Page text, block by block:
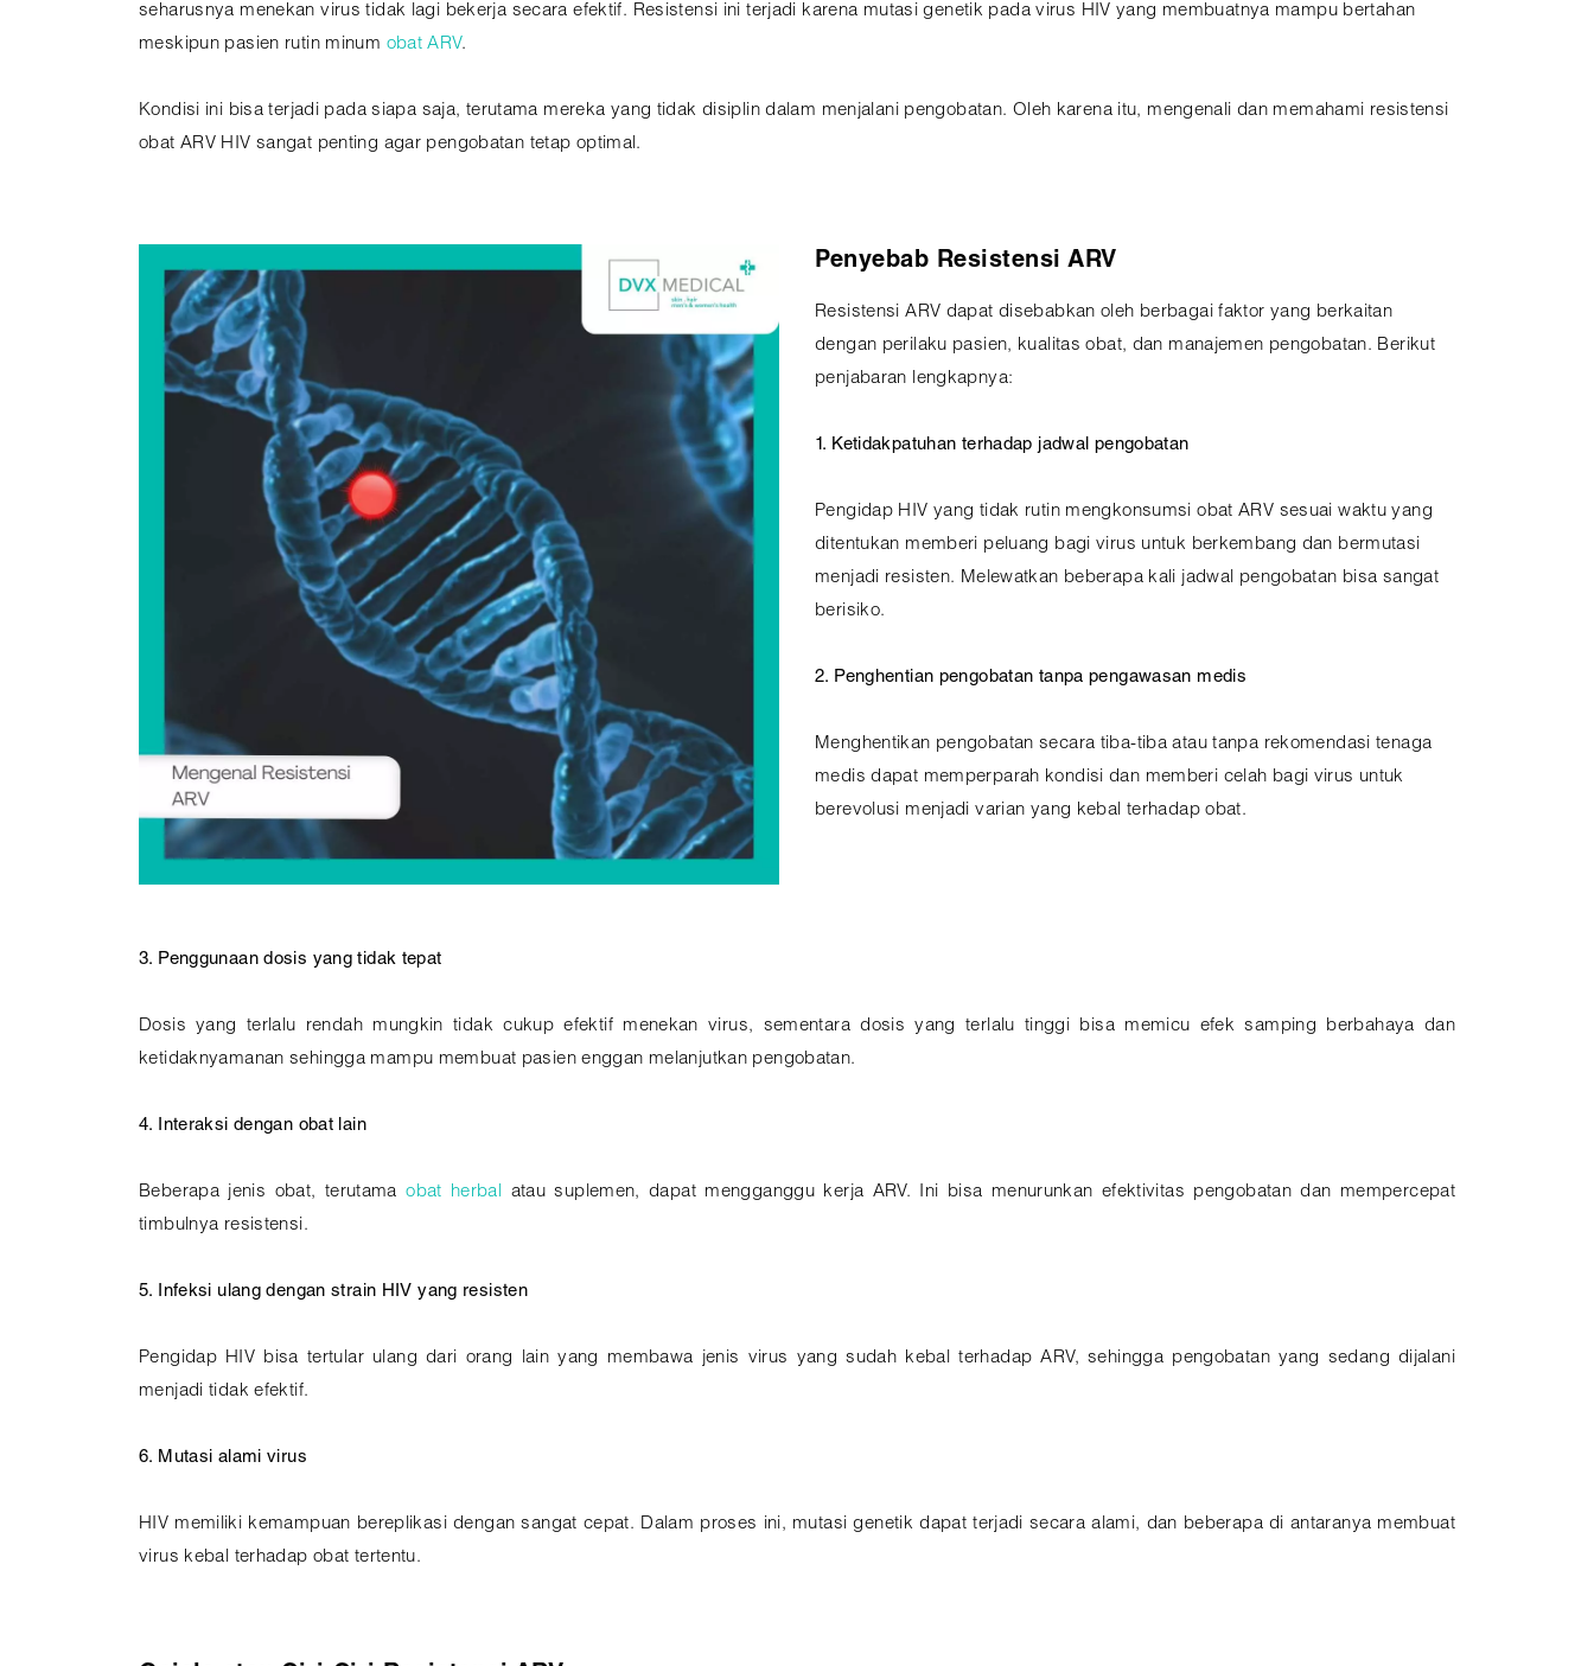
seharusnya menekan virus tidak lagi bekerja secara efektif. Resistensi ini terjadi karena mutasi genetik pada virus HIV yang membuatnya mampu bertahan
meskipun pasien rutin minum obat ARV.
Kondisi ini bisa terjadi pada siapa saja, terutama mereka yang tidak disiplin dalam menjalani pengobatan. Oleh karena itu, mengenali dan memahami resistensi
obat ARV HIV sangat penting agar pengobatan tetap optimal.
Penyebab Resistensi ARV
Resistensi ARV dapat disebabkan oleh berbagai faktor yang berkaitan
dengan perilaku pasien, kualitas obat, dan manajemen pengobatan. Berikut
penjabaran lengkapnya:
1. Ketidakpatuhan terhadap jadwal pengobatan
Pengidap HIV yang tidak rutin mengkonsumsi obat ARV sesuai waktu yang
ditentukan memberi peluang bagi virus untuk berkembang dan bermutasi
menjadi resisten. Melewatkan beberapa kali jadwal pengobatan bisa sangat
berisiko.
2. Penghentian pengobatan tanpa pengawasan medis
Menghentikan pengobatan secara tiba-tiba atau tanpa rekomendasi tenaga
medis dapat memperparah kondisi dan memberi celah bagi virus untuk
berevolusi menjadi varian yang kebal terhadap obat.
3. Penggunaan dosis yang tidak tepat
Dosis yang terlalu rendah mungkin tidak cukup efektif menekan virus, sementara dosis yang terlalu tinggi bisa memicu efek samping berbahaya dan
ketidaknyamanan sehingga mampu membuat pasien enggan melanjutkan pengobatan.
4. Interaksi dengan obat lain
Beberapa jenis obat, terutamaobat herbal
atau suplemen, dapat mengganggu kerja ARV. Ini bisa menurunkan efektivitas pengobatan dan mempercepat
timbulnya resistensi.
5. Infeksi ulang dengan strain HIV yang resisten
Pengidap HIV bisa tertular ulang dari orang lain yang membawa jenis virus yang sudah kebal terhadap ARV, sehingga pengobatan yang sedang dijalani
menjadi tidak efektif.
6. Mutasi alami virus
HIV memiliki kemampuan bereplikasi dengan sangat cepat. Dalam proses ini, mutasi genetik dapat terjadi secara alami, dan beberapa di antaranya membuat
virus kebal terhadap obat tertentu.